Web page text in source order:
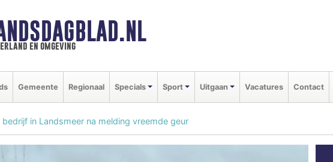
en omgeving
Gemeente Regionaal Specials Sport Uitgaan Vacatures Contact
in Landsmeer na melding vreemde geur